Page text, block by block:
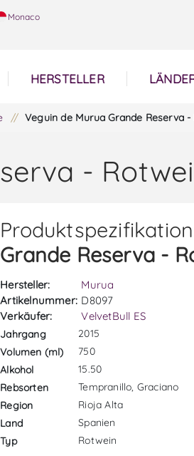
Monaco
HERSTELLER
/ Veguin de Murua Grande Reserva
-
Grande Reserva -
Hersteller:
Murua
Artikelnummer: D8097
Verkäufer:
VelvetBull ES
Jahrgang
2015
Volumen (ml)
750
Alkohol
15.50
Rebsorten
Tempranillo, Graciano
Region
Rioja Alta
Land
Spanien
Typ
Rotwein